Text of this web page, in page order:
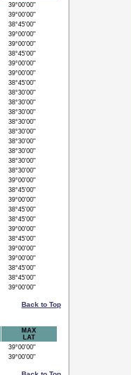
39°00'00"
39°00'00"
38°45'00"
39°00'00"
39°00'00"
38°45'00"
39°00'00"
39°00'00"
38°45'00"
38°30'00"
38°30'00"
38°30'00"
38°30'00"
38°30'00"
38°30'00"
38°30'00"
38°30'00"
38°30'00"
39°00'00"
38°45'00"
39°00'00"
38°45'00"
38°45'00"
39°00'00"
38°45'00"
39°00'00"
39°00'00"
38°45'00"
38°45'00"
39°00'00"
Back to Top
MAX
LAT
39°00'00"
39°00'00"